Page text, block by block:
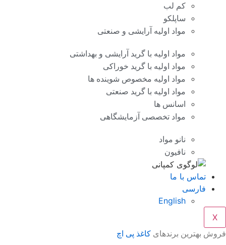
کم لب
ساپلکو
مواد اولیه آرایشی و صنعتی
مواد اولیه با گرید آرایشی و بهداشتی
مواد اولیه با گرید خوراکی
مواد اولیه مخصوص شوینده ها
مواد اولیه با گرید صنعتی
اسانس ها
مواد تخصصی آزمایشگاهی
نانو مواد
نافیون
تماس با ما
فارسی
English
بهترین برندهایکاغذ پی اچ